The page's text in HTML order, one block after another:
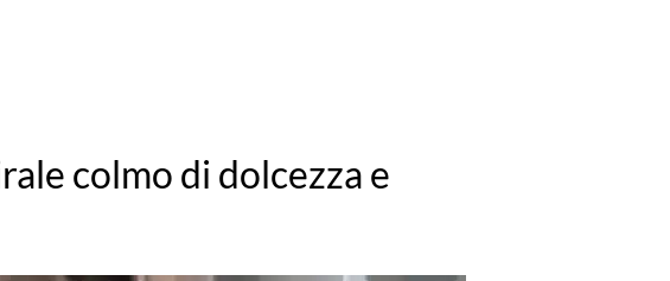
colmo di dolcezza e